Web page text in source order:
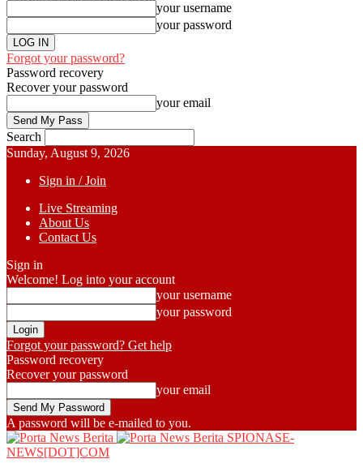
your username
your password
Forgot your password?
Password recovery
Recover your password
your email
Search
Sunday, August 9, 2026
Sign in / Join
Live Streaming
About Us
Contact Us
Sign in
Welcome! Log into your account
your username
your password
Forgot your password? Get help
Password recovery
Recover your password
your email
A password will be e-mailed to you.
SPIONASE-
NEWS[DOT]COM